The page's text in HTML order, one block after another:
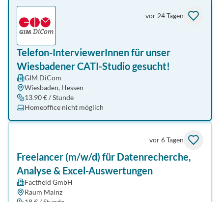
vor 24 Tagen
Telefon-InterviewerInnen für unser
Wiesbadener CATI-Studio gesucht!
GIM DiCom
Wiesbaden, Hessen
13.90 € / Stunde
Homeoffice nicht möglich
vor 6 Tagen
Freelancer (m/w/d) für Datenrecherche,
Analyse & Excel-Auswertungen
Factfield GmbH
Raum Mainz